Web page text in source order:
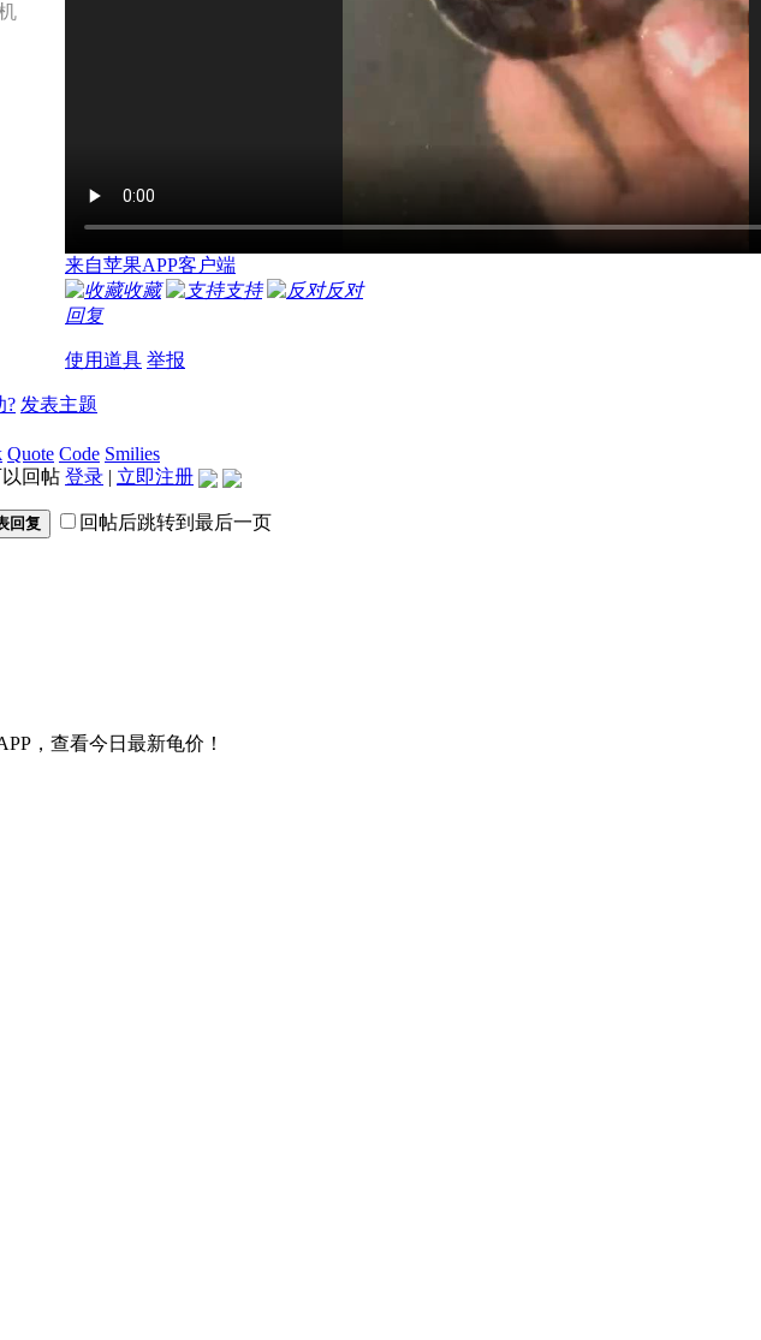
来自苹果APP客户端
收藏
支持
反对
回复
使用道具 举报
? 发表主题
Quote Code Smilies
回帖 登录 | 立即注册
回复 回帖后跳转到最后一页
，查看今日最新龟价！